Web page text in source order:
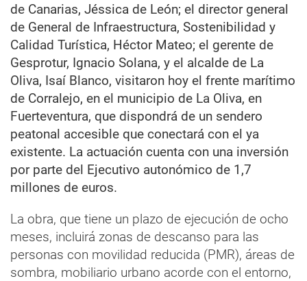
de Canarias, Jéssica de León; el director general
de General de Infraestructura, Sostenibilidad y
Calidad Turística, Héctor Mateo; el gerente de
Gesprotur, Ignacio Solana, y el alcalde de La
Oliva, Isaí Blanco, visitaron hoy el frente marítimo
de Corralejo, en el municipio de La Oliva, en
Fuerteventura, que dispondrá de un sendero
peatonal accesible que conectará con el ya
existente. La actuación cuenta con una inversión
por parte del Ejecutivo autonómico de 1,7
millones de euros.
La obra, que tiene un plazo de ejecución de ocho
meses, incluirá zonas de descanso para las
personas con movilidad reducida (PMR), áreas de
sombra, mobiliario urbano acorde con el entorno,